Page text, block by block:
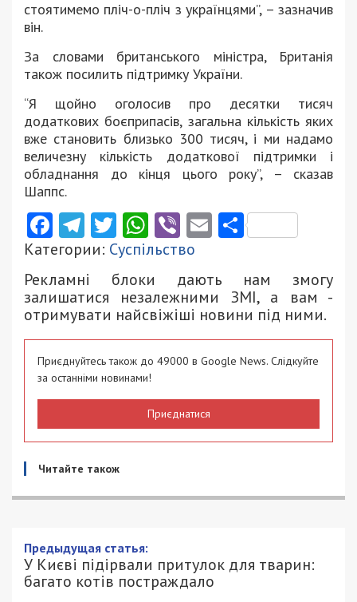
стоятимемо пліч-о-пліч з українцями”, – зазначив
він.
За словами британського міністра, Британія
також посилить підтримку України.
“Я щойно оголосив про десятки тисяч
додаткових боєприпасів, загальна кількість яких
вже становить близько 300 тисяч, і ми надамо
величезну кількість додаткової підтримки і
обладнання до кінця цього року”, – сказав
Шаппс.
Facebook
Telegram
Twitter
WhatsApp
ViberEmail
Категории: Суспільство
Рекламні блоки дають нам змогу
залишатися незалежними ЗМІ, а вам -
отримувати найсвіжіші новини під ними.
Приєднуйтесь також до 49000 в Google News. Слідкуйте
за останніми новинами!
Приєднатися
Читайте також
Предыдущая статья:
У Києві підірвали притулок для тварин:
багато котів постраждало